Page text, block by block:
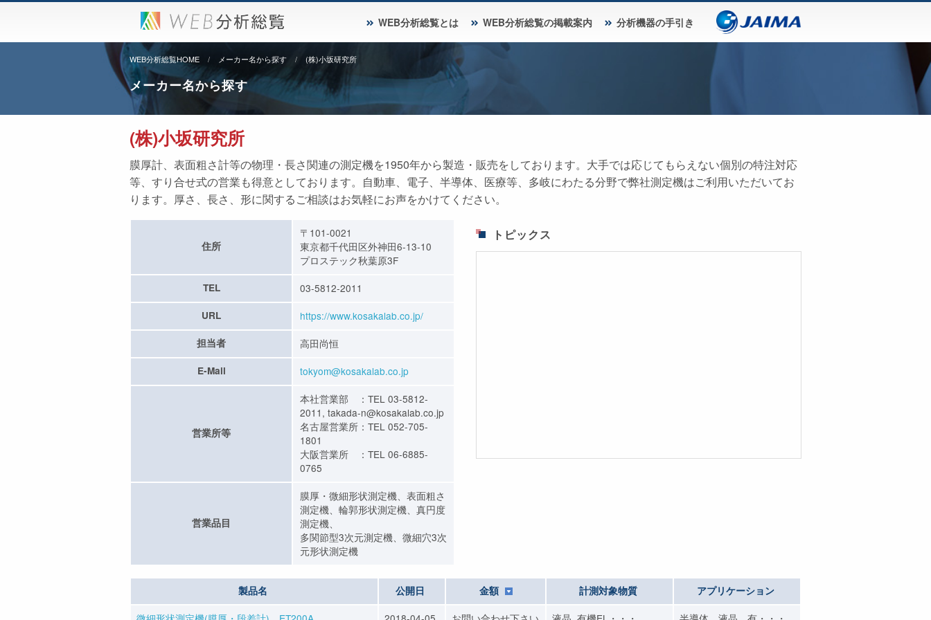
WEB分析総覧とは WEB分析総覧の掲載案内 分析機器の手引き
WEB分析総覧HOME メーカー名から探す (株)小坂研究所
メーカー名から探す
(株)小坂研究所
膜厚計、表面粗さ計等の物理・長さ関連の測定機を1950年から製造・販売をしております。大手では応じてもらえない個別の特注対応
等、すり合せ式の営業も得意としております。自動車、電子、半導体、医療等、多岐にわたる分野で弊社測定機はご利用いただいてお
ります。厚さ、長さ、形に関するご相談はお気軽にお声をかけてください。
住所
〒101-0021
東京都千代田区外神田6-13-10
プロステック秋葉原3F
TEL 03-5812-2011
URL https://www.kosakalab.co.jp/
担当者 高田尚恒
E-Mail tokyom@kosakalab.co.jp
営業所等
本社営業部 ：TEL 03-5812-
2011, takada-n@kosakalab.co.jp
名古屋営業所：TEL 052-705-
1801
大阪営業所 ：TEL 06-6885-
0765
営業品目
膜厚・微細形状測定機、表面粗さ
測定機、輪郭形状測定機、真円度
測定機、
多関節型3次元測定機、微細穴3次
元形状測定機
トピックス
製品名 公開日 金額 計測対象物質 アプリケーション